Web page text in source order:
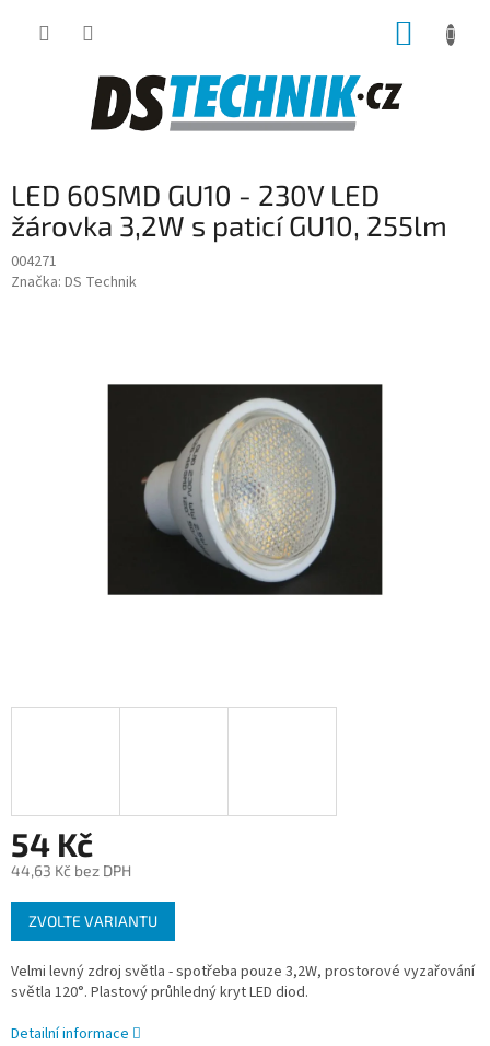
LED 60SMD GU10 - 230V LED
žárovka 3,2W s paticí GU10, 255lm
004271
Značka: DS Technik
54 Kč
44,63 Kč bez DPH
Měrná
cena:
ZVOLTE VARIANTU
Velmi levný zdroj světla - spotřeba pouze 3,2W, prostorové vyzařování
světla 120°. Plastový průhledný kryt LED diod.
Detailní informace